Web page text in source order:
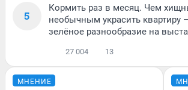
5
Кормить раз в месяц. Чем
необычным украсить квартиру
зелёное разнообразие на
27 004 13
МНЕНИЕ